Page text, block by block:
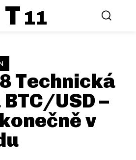
T 11
Technická
USD –
v